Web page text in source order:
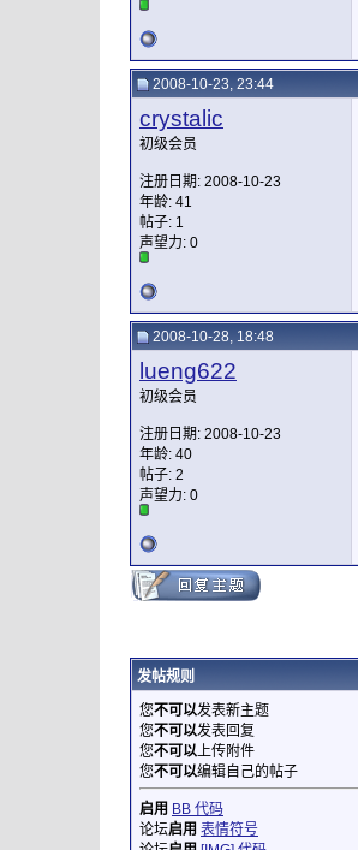
2008-10-23, 23:44
crystalic
初级会员
注册日期: 2008-10-23
年龄: 41
帖子: 1
声望力: 0
2008-10-28, 18:48
lueng622
初级会员
注册日期: 2008-10-23
年龄: 40
帖子: 2
声望力: 0
发帖规则
您不可以发表新主题
您不可以发表回复
您不可以上传附件
您不可以编辑自己的帖子
启用 BB 代码
论坛启用 表情符号